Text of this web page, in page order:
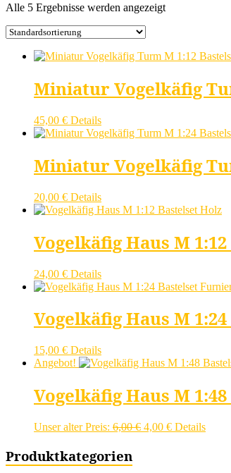
Alle 5 Ergebnisse werden angezeigt
Miniatur Vogelkäfig
45,00 € Details
Miniatur Vogelkäfig
20,00 € Details
Vogelkäfig Haus M
24,00 € Details
Vogelkäfig Haus M
15,00 € Details
Angebot!
Vogelkäfig Haus M
Unser alter Preis: 6,00€ Ursprünglicher
4,00 €Aktueller
Details
Produktkategorien